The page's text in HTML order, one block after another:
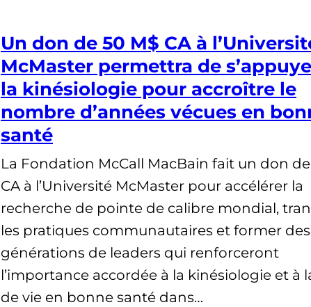
Un don de 50 M$ CA à
McMaster permettra de
la kinésiologie pour accroître le
nombre d’années vécues en
santé
La Fondation McCall MacBain fait un don
CA à l’Université McMaster pour accélérer la
recherche de pointe de calibre mondial,
les pratiques communautaires et former des
générations de leaders qui renforceront
l’importance accordée à la kinésiologie et à
de vie en bonne santé dans…